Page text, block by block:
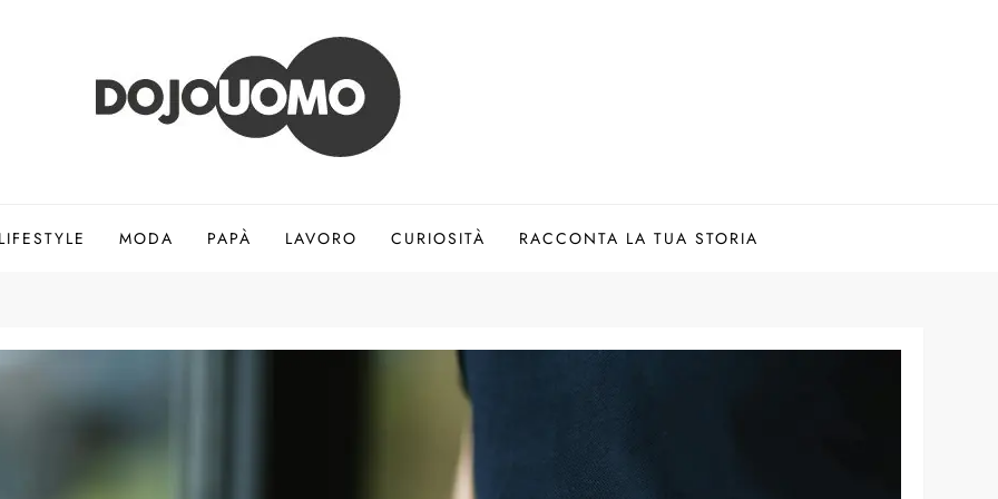
LIFESTYLE MODA PAPÀ LAVORO CURIOSITÀ RACCONTA LA TUA STORIA